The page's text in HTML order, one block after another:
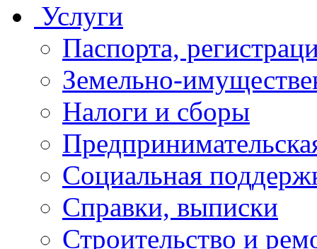
Услуги
Паспорта,
Земельно-
Налоги и сборы
Социальная
Справки, выписки
Строительство и